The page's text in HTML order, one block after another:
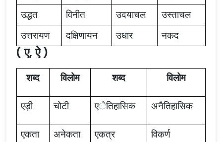
उद्धत
विनीत उदयाचल
उस्ताचल
उत्तरायण
दक्षिणायन उधार नकद
( ए, ऐ )
शब्द विलोम शब्द विलोम
एड़ी चोटी एेतिहासिक अनैतिहासिक
एकता अनेकता एकत्र विकर्ण